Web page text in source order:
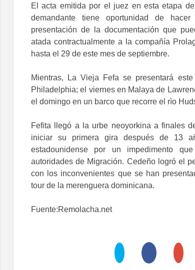
El acta emitida por el juez en esta etapa
demandante tiene oportunidad de
presentación de la documentación que
atada contractualmente a la compañía
hasta el 29 de este mes de septiembre.
Mientras, La Vieja Fefa se presentará
Philadelphia; el viernes en Malaya de
el domingo en un barco que recorre el rìo
Fefita llegó a la urbe neoyorkina a finales
iniciar su primera gira después de 13
estadounidense por un impedimento
autoridades de Migración. Cedeño logró el
con los inconvenientes que se han
tour de la merenguera dominicana.
Fuente:Remolacha.net